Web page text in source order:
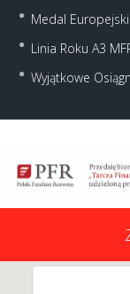
Medal
Linia Roku A3
Wyjątkowe